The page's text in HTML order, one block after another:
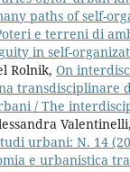
paths of self-
e terreni di
in self-
Rolnik, On
transdisciplinare
/ The
Valentinelli,
urbani: N. 14
e urbanistica